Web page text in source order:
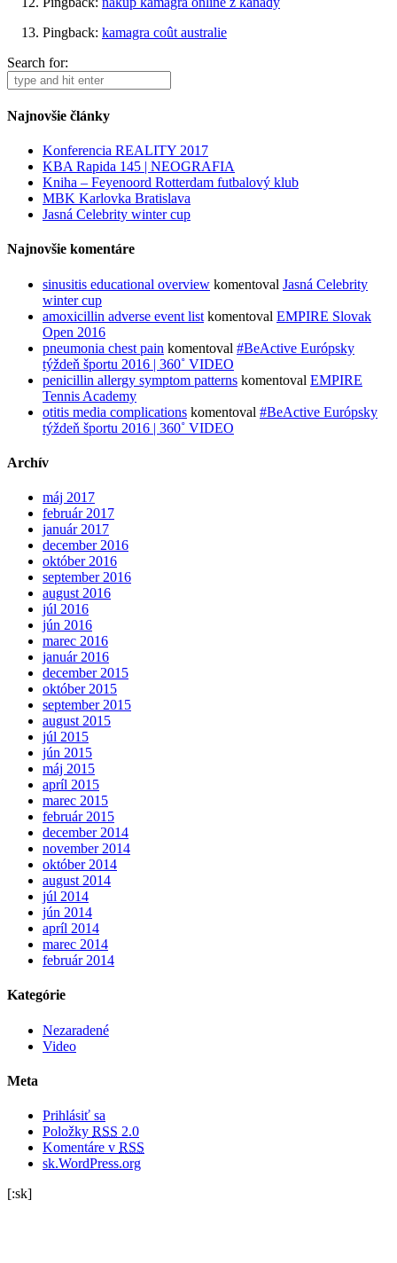
Pingback: kamagra coût australie
Search for:
Najnovšie články
Konferencia REALITY 2017
KBA Rapida 145 | NEOGRAFIA
Kniha – Feyenoord Rotterdam futbalový klub
MBK Karlovka Bratislava
Jasná Celebrity winter cup
Najnovšie komentáre
sinusitis educational overview komentoval Jasná Celebrity
winter cup
amoxicillin adverse event list komentoval EMPIRE Slovak
Open 2016
pneumonia chest pain komentoval #BeActive Európsky
týždeň športu 2016 | 360˚ VIDEO
penicillin allergy symptom patterns komentoval EMPIRE
Tennis Academy
otitis media complications komentoval #BeActive Európsky
týždeň športu 2016 | 360˚ VIDEO
Archív
máj 2017
február 2017
január 2017
december 2016
október 2016
september 2016
august 2016
júl 2016
jún 2016
marec 2016
január 2016
december 2015
október 2015
september 2015
august 2015
júl 2015
jún 2015
máj 2015
apríl 2015
marec 2015
február 2015
december 2014
november 2014
október 2014
august 2014
júl 2014
jún 2014
apríl 2014
marec 2014
február 2014
Kategórie
Nezaradené
Video
Meta
Prihlásiť sa
Položky RSS 2.0
Komentáre v RSS
sk.WordPress.org
[:sk]